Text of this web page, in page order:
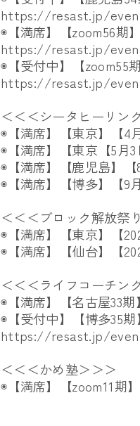
https://resast.jp/
◉【満席】【zoom56期
https://resast.jp/
◉【受付中】【zoom55
https://resast.jp/
＜＜＜シータヒーリン
◉【満席】【東京】【4
◉【満席】【東京【5月
◉【満席】【鹿児島】【
◉【満席】【博多】【9
＜＜＜ブロック解放祭
◉【満席】【東京】【
◉【満席】【仙台】【
＜＜＜ライフコーチン
◉【満席】【名古屋33
◉【受付中】【博多35
https://resast.jp/
＜＜＜かめ塾＞＞＞
◉【満席】【zoom11期